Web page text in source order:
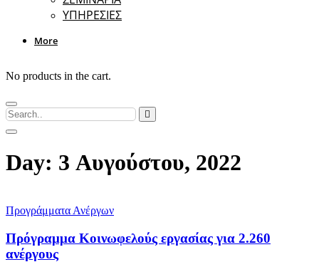
ΥΠΗΡΕΣΙΕΣ
More
No products in the cart.
Day: 3 Αυγούστου, 2022
Προγράμματα Ανέργων
Πρόγραμμα Κοινωφελούς εργασίας για 2.260
ανέργους